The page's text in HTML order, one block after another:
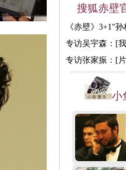
搜狐赤壁
《赤壁》3+1“
专访吴宇森：[
专访张家振：[
小